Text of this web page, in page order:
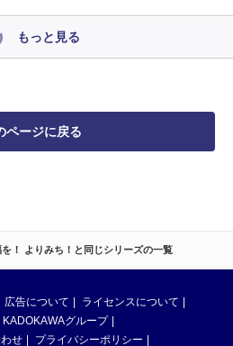
！ よりみち！と同じシリーズの一覧
もっと見る
ページに戻る
広告について
ライセンスについて
KADOKAWAグループ
せ プライバシーポリシー